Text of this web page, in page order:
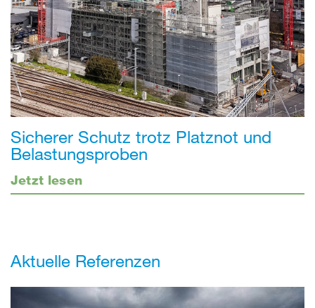
Sicherer Schutz trotz Platznot und
Belastungsproben
Jetzt lesen
Aktuelle Referenzen